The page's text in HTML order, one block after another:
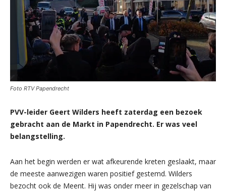
Foto RTV Papendrecht
PVV-leider Geert Wilders heeft zaterdag een bezoek
gebracht aan de Markt in Papendrecht. Er was veel
belangstelling.
Aan het begin werden er wat afkeurende kreten geslaakt, maar
de meeste aanwezigen waren positief gestemd. Wilders
bezocht ook de Meent. Hij was onder meer in gezelschap van